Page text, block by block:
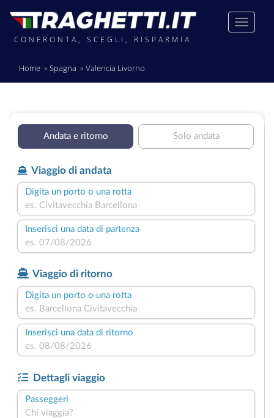
CONFRONTA, SCEGLI, RISPARMIA
Home Spagna Valencia Livorno